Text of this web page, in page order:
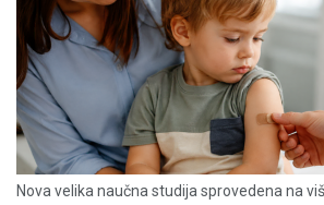
Nova velika naučna studija sprovedena na